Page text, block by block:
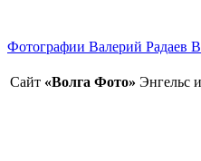
Фотографии Валерий Радаев
Сайт «Волга Фото» Энгельс